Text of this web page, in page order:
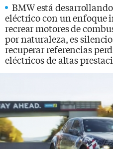
BMW está
eléctrico con un enfoque
recrear motores de
por naturaleza, es
recuperar referencias
eléctricos de altas